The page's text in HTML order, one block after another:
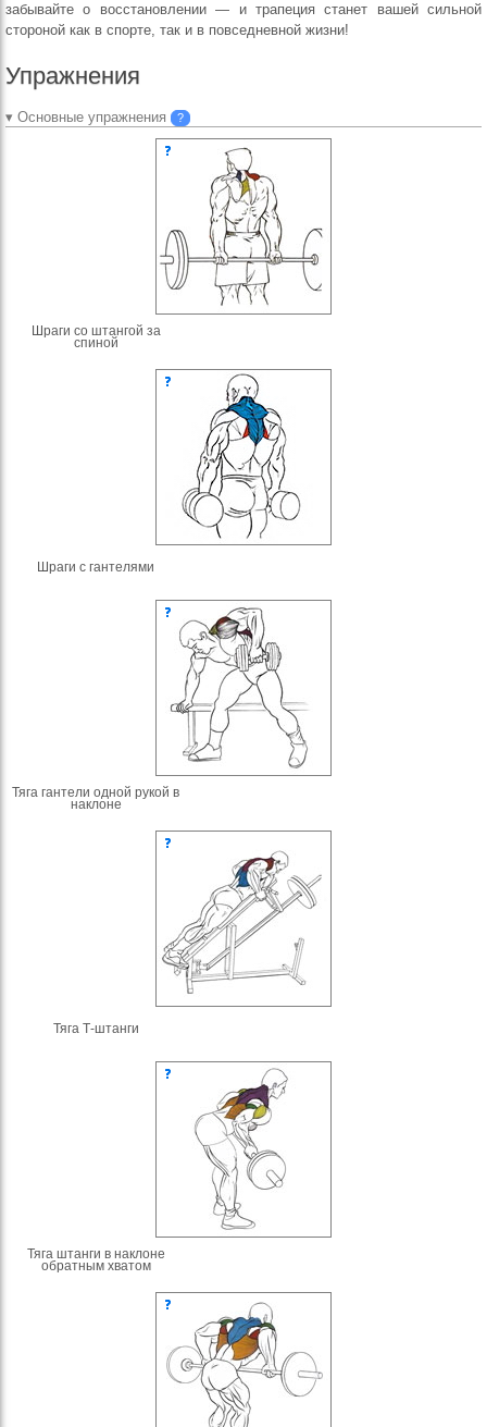
забывайте о восстановлении — и трапеция станет вашей сильной
стороной как в спорте, так и в повседневной жизни!
Упражнения
▾ Основные упражнения ?
Шраги со штангой за
спиной
Шраги с гантелями
Тяга гантели одной рукой в
наклоне
Тяга Т-штанги
Тяга штанги в наклоне
обратным хватом